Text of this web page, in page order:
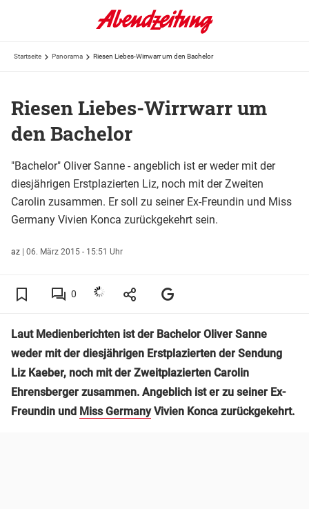
Startseite Panorama Riesen Liebes-Wirrwarr um den Bachelor
Riesen Liebes-Wirrwarr um
den Bachelor
"Bachelor" Oliver Sanne - angeblich ist er weder mit der
diesjährigen Erstplazierten Liz, noch mit der Zweiten
Carolin zusammen. Er soll zu seiner Ex-Freundin und Miss
Germany Vivien Konca zurückgekehrt sein.
az | 06. März 2015 - 15:51 Uhr
0
Laut Medienberichten ist der Bachelor Oliver Sanne
weder mit der diesjährigen Erstplazierten der Sendung
Liz Kaeber, noch mit der Zweitplazierten Carolin
Ehrensberger zusammen. Angeblich ist er zu seiner Ex-
Freundin und Miss GermanyVivien Konca zurückgekehrt.